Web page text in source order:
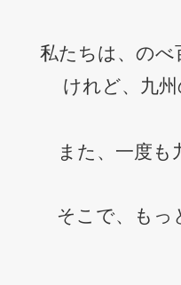
私たちは、のべ
けれど、九
また、一度も
そこで、もっ